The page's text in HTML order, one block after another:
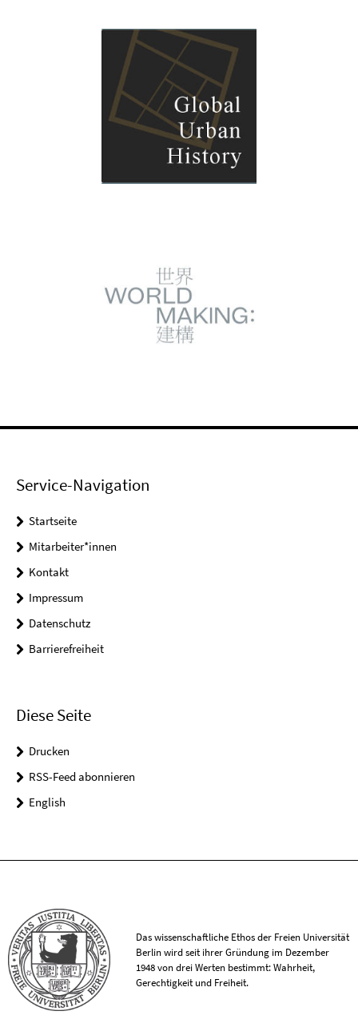
Service-Navigation
Startseite
Mitarbeiter*innen
Kontakt
Impressum
Datenschutz
Barrierefreiheit
Diese Seite
Drucken
RSS-Feed abonnieren
English
Das wissenschaftliche Ethos der Freien Universität
Berlin wird seit ihrer Gründung im Dezember
1948 von drei Werten bestimmt: Wahrheit,
Gerechtigkeit und Freiheit.